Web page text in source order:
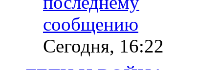
Сегодня, 16:22